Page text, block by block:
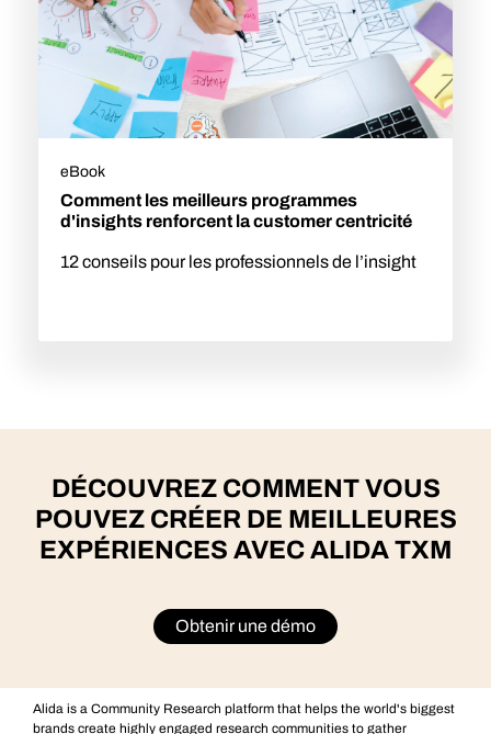
eBook
Comment les meilleurs programmes
d'insights renforcent la customer centricité
12 conseils pour les professionnels de l’insight
DÉCOUVREZ COMMENT VOUS
POUVEZ CRÉER DE MEILLEURES
EXPÉRIENCES AVEC ALIDA TXM
Obtenir une démo
Alida is a Community Research platform that helps the world's biggest
brands create highly engaged research communities to gather